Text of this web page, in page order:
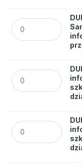
DURAFRAME A4
DURAFRAME
DURAFRAME